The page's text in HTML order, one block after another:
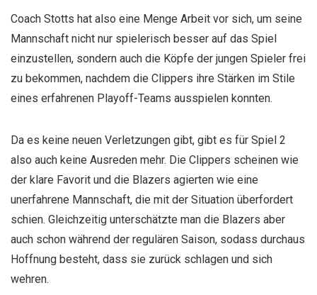
Coach Stotts hat also eine Menge Arbeit vor sich, um seine
Mannschaft nicht nur spielerisch besser auf das Spiel
einzustellen, sondern auch die Köpfe der jungen Spieler frei
zu bekommen, nachdem die Clippers ihre Stärken im Stile
eines erfahrenen Playoff-Teams ausspielen konnten.
Da es keine neuen Verletzungen gibt, gibt es für Spiel 2
also auch keine Ausreden mehr. Die Clippers scheinen wie
der klare Favorit und die Blazers agierten wie eine
unerfahrene Mannschaft, die mit der Situation überfordert
schien. Gleichzeitig unterschätzte man die Blazers aber
auch schon während der regulären Saison, sodass durchaus
Hoffnung besteht, dass sie zurück schlagen und sich
wehren.